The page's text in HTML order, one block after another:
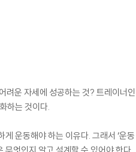
려운 자세에 성공하는 것? 트레이너
하는 것이다.
운동해야 하는 이유다. 그래서 ‘운